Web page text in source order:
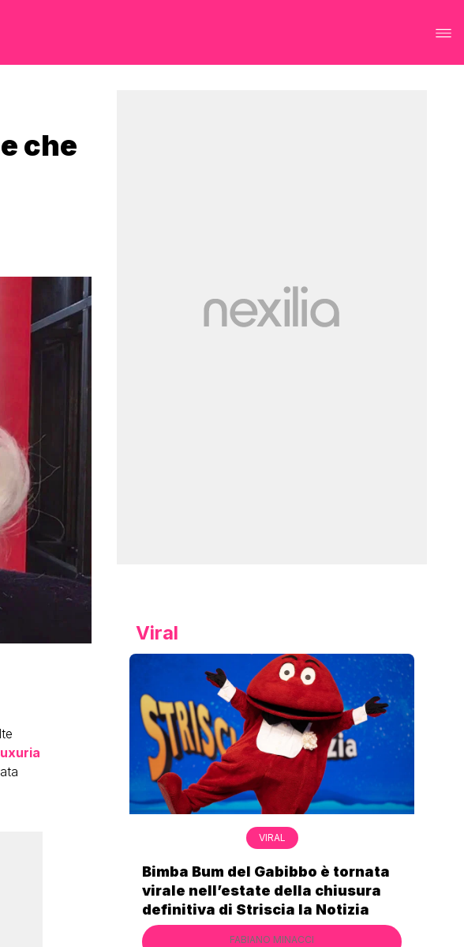
che
Viral
VIRAL
Bimba Bum del Gabibbo è tornata
virale nell’estate della chiusura
definitiva di Striscia la Notizia
FABIANO MINACCI